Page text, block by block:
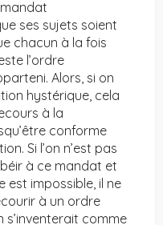
ses sujets soient
chacun à la fois
l’ordre
Alors, si on
hystérique, cela
à la
conforme
Si l’on n’est pas
à ce mandat et
est impossible, il ne
à un ordre
s’inventerait comme